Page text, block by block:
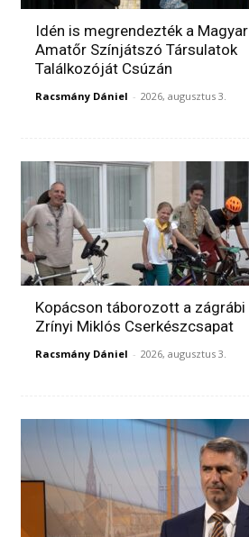
Idén is megrendezték a Magyar
Amatőr Színjátszó Társulatok
Találkozóját Csúzán
Racsmány Dániel - 2026, augusztus 3.
Kopácson táborozott a zágrábi
Zrínyi Miklós Cserkészcsapat
Racsmány Dániel - 2026, augusztus 3.